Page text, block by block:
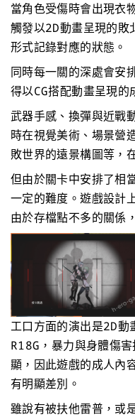
當角色受傷時會出現衣
觸發以2D動畫呈現的敗
形式記錄對應的狀態。
同時每一關的深處會安
得以CG搭配動畫呈現的
武器手感、換彈與近戰
時在視覺美術、場景營
敗世界的遠景構圖等，
但由於關卡中安排了相
一定的難度。遊戲設計
由於存檔點不多的關係
工口方面的演出是2D動
R18G，暴力與身體傷
顯，因此遊戲的成人內
有明顯差別。
雖說有被扶他雷普，或